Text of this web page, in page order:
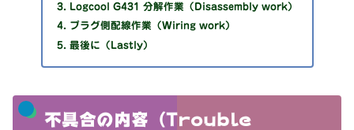
Logcool G431 分解作業（Disassembly work）
プラグ側配線作業（Wiring work）
最後に（Lastly）
不具合の内容（Trouble